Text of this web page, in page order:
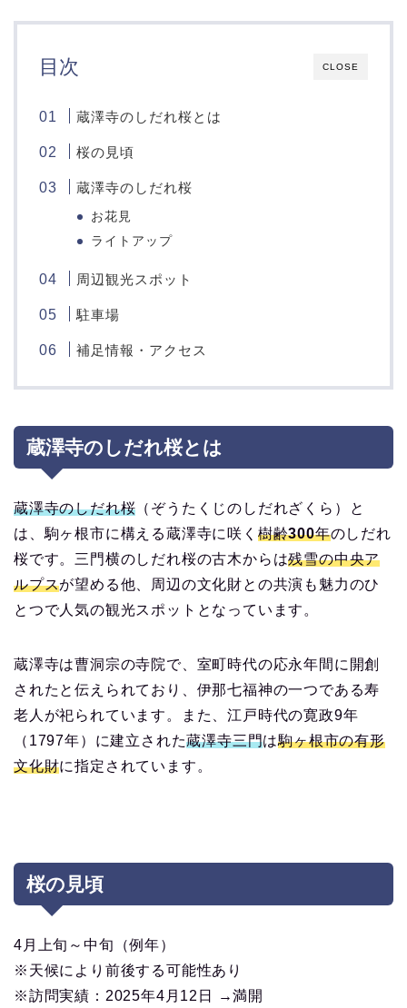
CLOSE
目次
蔵澤寺のしだれ桜とは
桜の見頃
蔵澤寺のしだれ桜
お花見
ライトアップ
周辺観光スポット
駐車場
補足情報・アクセス
蔵澤寺のしだれ桜とは
蔵澤寺のしだれ桜 （ぞうたくじのしだれざくら）と
は、駒ヶ根市に構える蔵澤寺に咲く 樹齢300年のしだれ
桜です。三門横のしだれ桜の古木からは残雪の中央ア
ルプスが望める他、周辺の文化財との共演も魅力のひ
とつで人気の観光スポットとなっています。
蔵澤寺は曹洞宗の寺院で、室町時代の応永年間に開創
されたと伝えられており、伊那七福神の一つである寿
老人が祀られています。また、江戸時代の寛政9年
（1797年）に建立された蔵澤寺三門は駒ヶ根市の有形
文化財に指定されています。
桜の見頃
4月上旬～中旬（例年）
※天候により前後する可能性あり
※訪問実績：2025年4月12日 →満開